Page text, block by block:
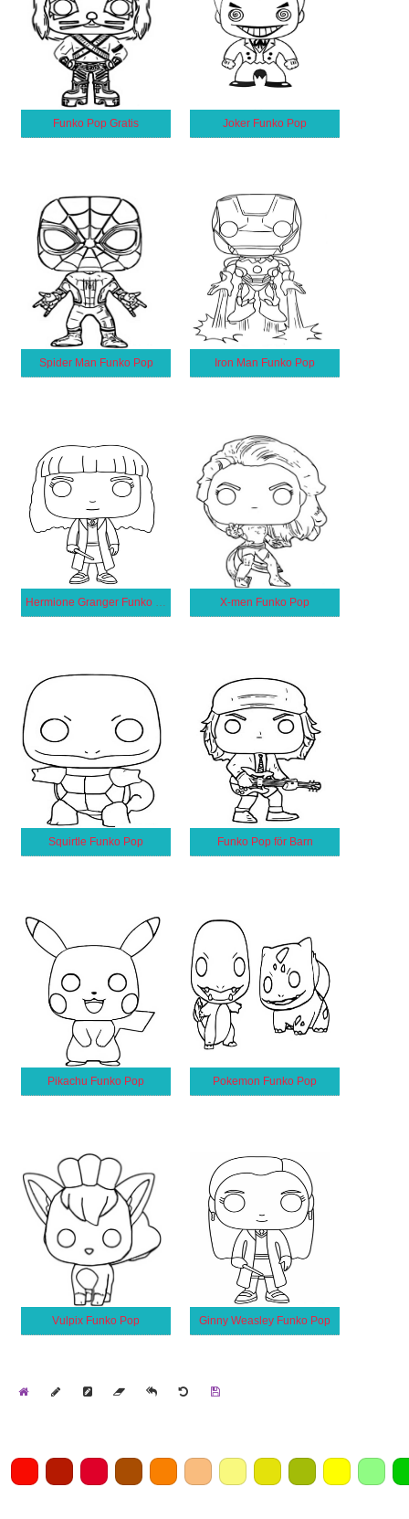
Funko Pop Gratis Joker Funko Pop
Spider Man Funko Pop Iron Man Funko Pop
Hermione Granger Funko Pop X-men Funko Pop
Squirtle Funko Pop Funko Pop för Barn
Pikachu Funko Pop Pokemon Funko Pop
Vulpix Funko Pop Ginny Weasley Funko Pop